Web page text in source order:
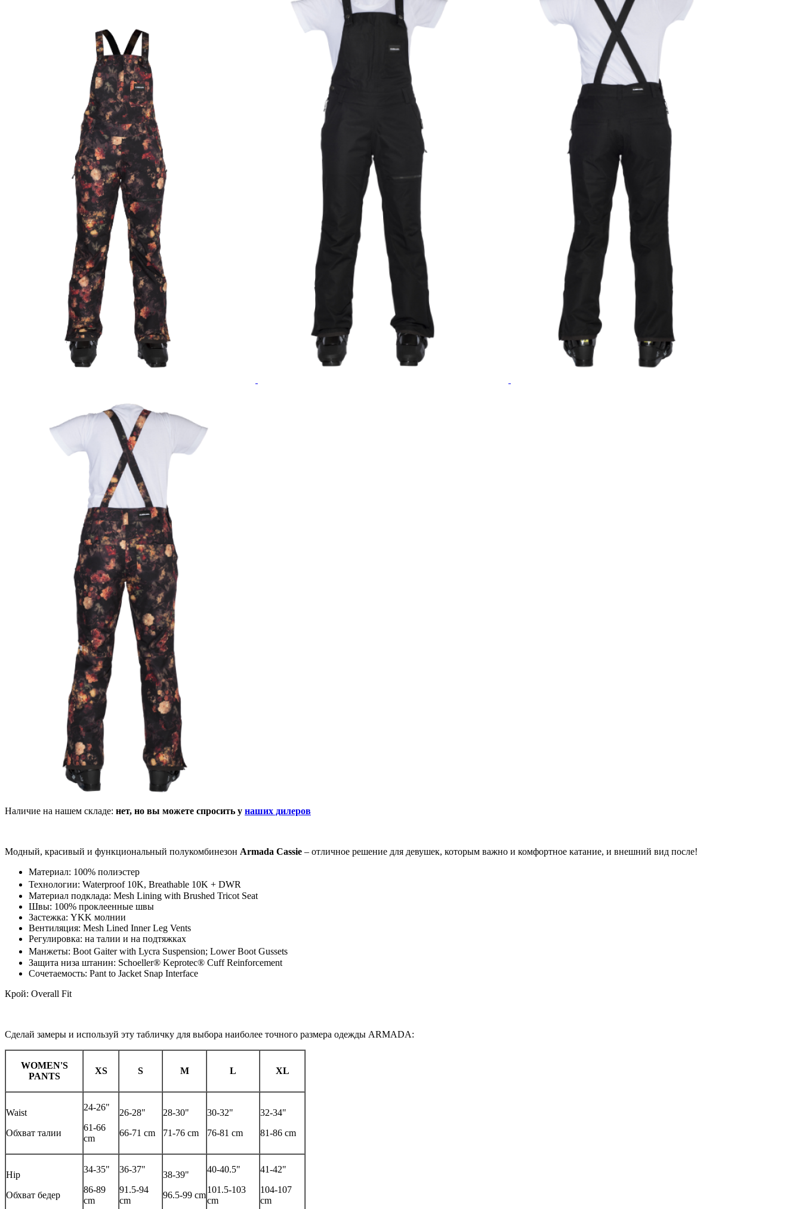
Наличие на нашем складе: нет, но вы можете спросить у наших дилеров
Модный, красивый и функциональный полукомбинезон Armada Cassie – отличное решение для девушек, которым важно и комфортное катание, и внешний вид после!
Материал: 100% полиэстер
Технологии: Waterproof 10K, Breathable 10K + DWR
Материал подклада: Mesh Lining with Brushed Tricot Seat
Швы: 100% проклеенные швы
Застежка: YKK молнии
Вентиляция: Mesh Lined Inner Leg Vents
Регулировка: на талии и на подтяжках
Манжеты: Boot Gaiter with Lycra Suspension; Lower Boot Gussets
Защита низа штанин: Schoeller® Keprotec® Cuff Reinforcement
Сочетаемость: Pant to Jacket Snap Interface
Крой: Overall Fit
Сделай замеры и используй эту табличку для выбора наиболее точного размера одежды ARMADA:
WOMEN'S
PANTS
XS S M L XL
Waist
Обхват талии
24-26"
61-66
cm
26-28"
66-71 cm
28-30"
71-76 cm
30-32"
76-81 cm
32-34"
81-86 cm
Hip
Обхват бедер
34-35"
86-89
cm
36-37"
91.5-94
cm
38-39"
96.5-99 cm
40-40.5"
101.5-103
cm
41-42"
104-107
cm